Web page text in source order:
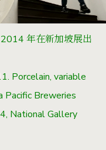
年在新加坡展出
Porcelain, variable
Breweries
National Gallery